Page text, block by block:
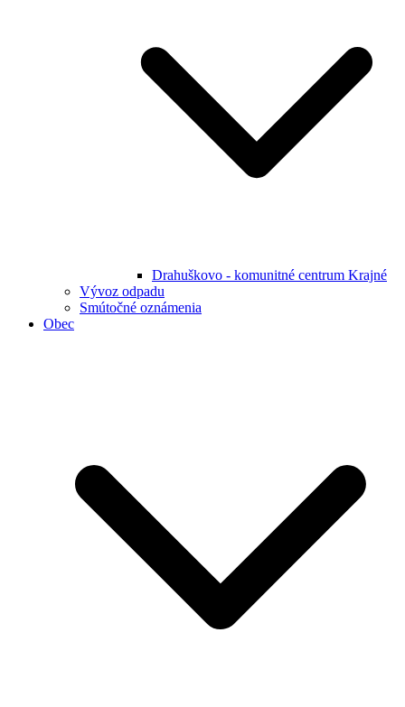
Drahuškovo - komunitné centrum Krajné
Vývoz odpadu
Smútočné oznámenia
Obec